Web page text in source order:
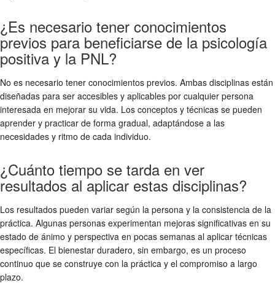
¿Es necesario tener conocimientos
previos para beneficiarse de la psicología
positiva y la PNL?
No es necesario tener conocimientos previos. Ambas disciplinas están
diseñadas para ser accesibles y aplicables por cualquier persona
interesada en mejorar su vida. Los conceptos y técnicas se pueden
aprender y practicar de forma gradual, adaptándose a las
necesidades y ritmo de cada individuo.
¿Cuánto tiempo se tarda en ver
resultados al aplicar estas disciplinas?
Los resultados pueden variar según la persona y la consistencia de la
práctica. Algunas personas experimentan mejoras significativas en su
estado de ánimo y perspectiva en pocas semanas al aplicar técnicas
específicas. El bienestar duradero, sin embargo, es un proceso
continuo que se construye con la práctica y el compromiso a largo
plazo.